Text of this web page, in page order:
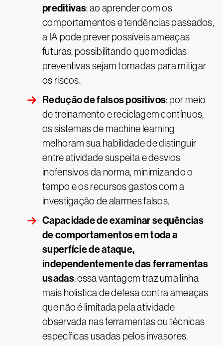
preditivas: ao aprender com os
comportamentos e tendências passados,
a IA pode prever possíveis ameaças
futuras, possibilitando que medidas
preventivas sejam tomadas para mitigar
os riscos.
Redução de falsos positivos: por meio
de treinamento e reciclagem contínuos,
os sistemas de machine learning
melhoram sua habilidade de distinguir
entre atividade suspeita e desvios
inofensivos da norma, minimizando o
tempo e os recursos gastos com a
investigação de alarmes falsos.
Capacidade de examinar sequências
de comportamentos em toda a
superfície de ataque,
independentemente das ferramentas
usadas: essa vantagem traz uma linha
mais holística de defesa contra ameaças
que não é limitada pela atividade
observada nas ferramentas ou técnicas
específicas usadas pelos invasores.